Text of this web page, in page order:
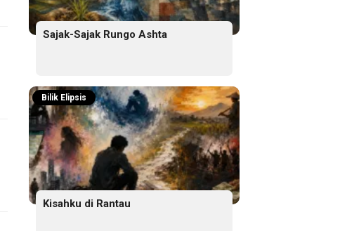
Sajak-Sajak Rungo Ashta
Bilik Elipsis
Kisahku di Rantau